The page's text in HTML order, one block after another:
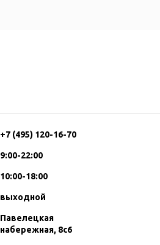
+7 (495) 120-16-70
9:00-22:00
10:00-18:00
выходной
Павелецкая
набережная, 8с6